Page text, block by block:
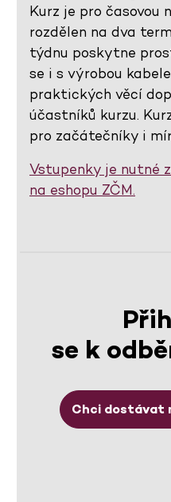
Kurz je pro časovou
rozdělen na dva
týdnu poskytne
se i s výrobou
praktických věcí
účastníků kurzu.
pro začátečníky i
Vstupenky je nutné
na eshopu ZČM.
se k
Chci dostávat